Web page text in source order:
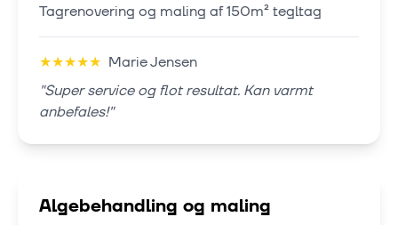
Tagrenovering og maling af 150m² tegltag
★★★★★ Marie Jensen
"Super service og flot resultat. Kan varmt
anbefales!"
Algebehandling og maling